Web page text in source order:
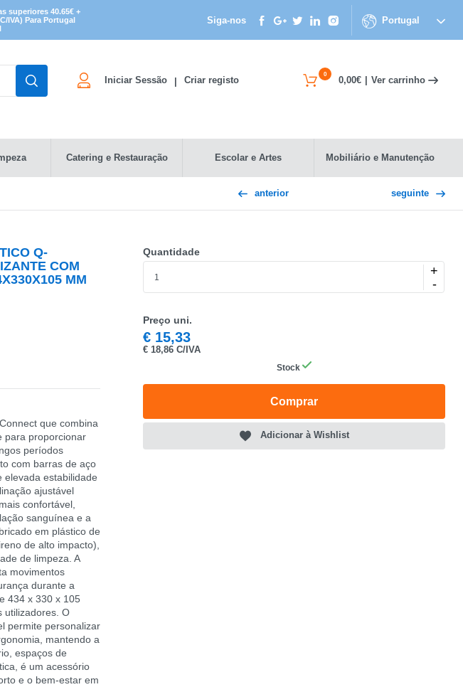
superiores 40.65€ +
IVA) Para Portugal
Siga-nos Portugal
Iniciar Sessão Criar registo
0
0,00€ Ver carrinho
Catering e Restauração Escolar e Artes Mobiliário e Manutenção
anterior seguinte
Q-
COM
MM
que combina
para proporcionar
períodos
com barras de aço
elevada estabilidade
ajustável
confortável,
sanguínea e a
em plástico de
de alto impacto),
de limpeza. A
movimentos
durante a
434 x 330 x 105
utilizadores. O
permite personalizar
mantendo a
espaços de
é um acessório
e o bem-estar em
Quantidade
+
-
Preço uni.
€ 15,33
€18,86 C/IVA
Stock
Comprar
Adicionar à Wishlist